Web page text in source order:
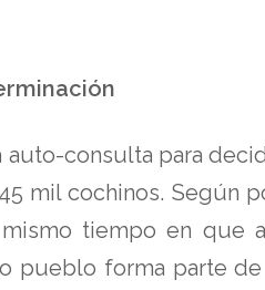
consulta para
mil cochinos. Según
tiempo en que
pueblo forma parte